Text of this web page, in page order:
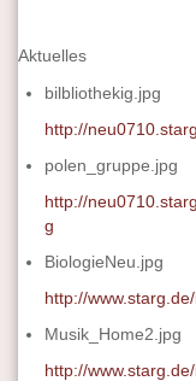
Aktuelles
bilbliothekig.jpg
http://
polen_gruppe.jpg
http://
g
BiologieNeu.jpg
http://
Musik_Home2.jpg
http://